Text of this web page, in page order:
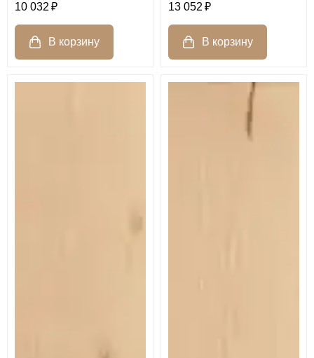
10 032 13 052